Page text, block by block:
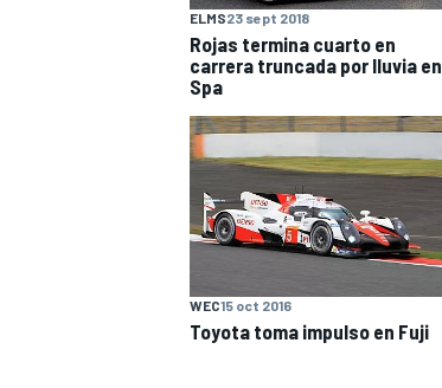
ELMS23 sept 2018
Rojas termina cuarto en
carrera truncada por lluvia en
Spa
WEC15 oct 2016
Toyota toma impulso en Fuji